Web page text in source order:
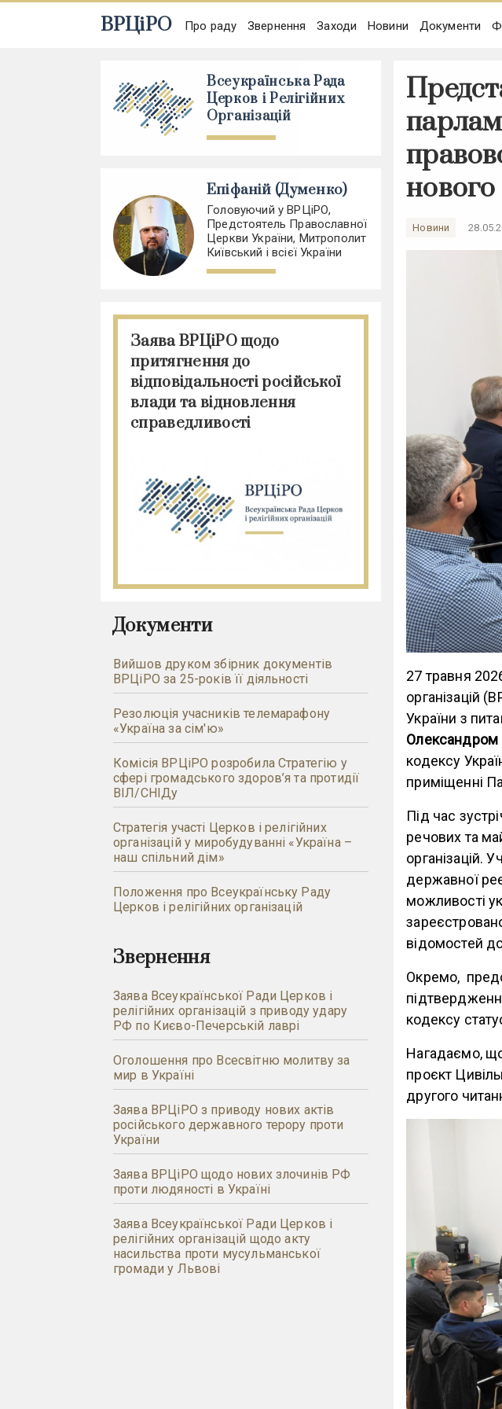
ВРЦіРО Про раду Звернення Заходи Новини Документи
Всеукраїнська Рада
Церков і Релігійних
Організацій
Епіфаній (Думенко)
Головуючий у ВРЦіРО,
Предстоятель Православної
Церкви України, Митрополит
Київський і всієї України
Заява ВРЦіРО щодо
притягнення до
відповідальності російської
влади та відновлення
справедливості
Документи
Вийшов друком збірник документів
ВРЦіРО за 25-років її діяльності
Резолюція учасників телемарафону
«Україна за сім'ю»
Комісія ВРЦіРО розробила Стратегію у
сфері громадського здоров’я та протидії
ВІЛ/СНІДу
Стратегія участі Церков і релігійних
організацій у миробудуванні «Україна –
наш спільний дім»
Положення про Всеукраїнську Раду
Церков і релігійних організацій
Звернення
Заява Всеукраїнської Ради Церков і
релігійних організацій з приводу удару
РФ по Києво-Печерській лаврі
Оголошення про Всесвітню молитву за
мир в Україні
Заява ВРЦіРО з приводу нових актів
російського державного терору проти
України
Заява ВРЦіРО щодо нових злочинів РФ
проти людяності в Україні
Заява Всеукраїнської Ради Церков і
релігійних організацій щодо акту
насильства проти мусульманської
громади у Львові
Новини
27 травня
організацій
України з
кодексу
приміщенні
Під час
речових та
організацій.
державної
можливості
відомостей
Окремо,
кодексу
Нагадаємо,
проєкт
другого